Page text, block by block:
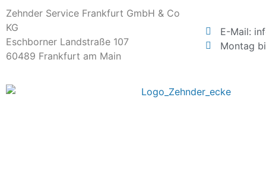
Zehnder Service Frankfurt GmbH & Co
KG
Eschborner Landstraße 107
60489 Frankfurt am Main
E-Mail:
Montag